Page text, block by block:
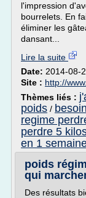
l'impression
bourrelets. En
éliminer les
dansant...
Lire la suite
Date: 2014-08-
Site : http://
Thèmes liés :
poids /
regime
perdre 5
en 1
poids
qui
Des résultats